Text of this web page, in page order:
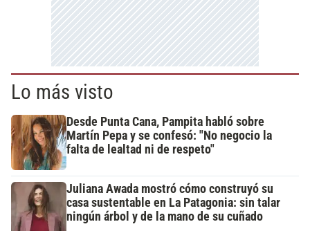
Lo más visto
Desde Punta Cana, Pampita habló sobre
Martín Pepa y se confesó: "No negocio la
falta de lealtad ni de respeto"
Juliana Awada mostró cómo construyó su
casa sustentable en La Patagonia: sin talar
ningún árbol y de la mano de su cuñado